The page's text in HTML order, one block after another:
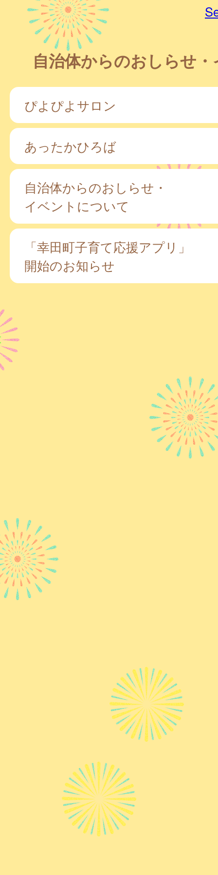
自治体からのおしらせ
ぴよぴよサロン
あったかひろば
自治体からのおしらせ・
イベントについて
「幸田町子育て応援アプリ」
開始のお知らせ